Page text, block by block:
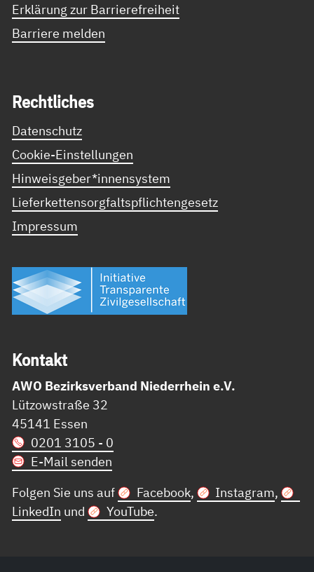
Erklärung zur Barrierefreiheit
Barriere melden
Recht­li­ches
Datenschutz
Cookie-Einstellungen
Hinweisgeber*innensystem
Lieferkettensorgfaltspflichtengesetz
Impressum
Kon­takt
AWO Bezirksverband Niederrhein e.V.
Lützowstraße 32
45141 Essen
0201 3105 - 0
E-Mail senden
Folgen Sie uns auf
Facebook, Instagram,
LinkedIn und YouTube.